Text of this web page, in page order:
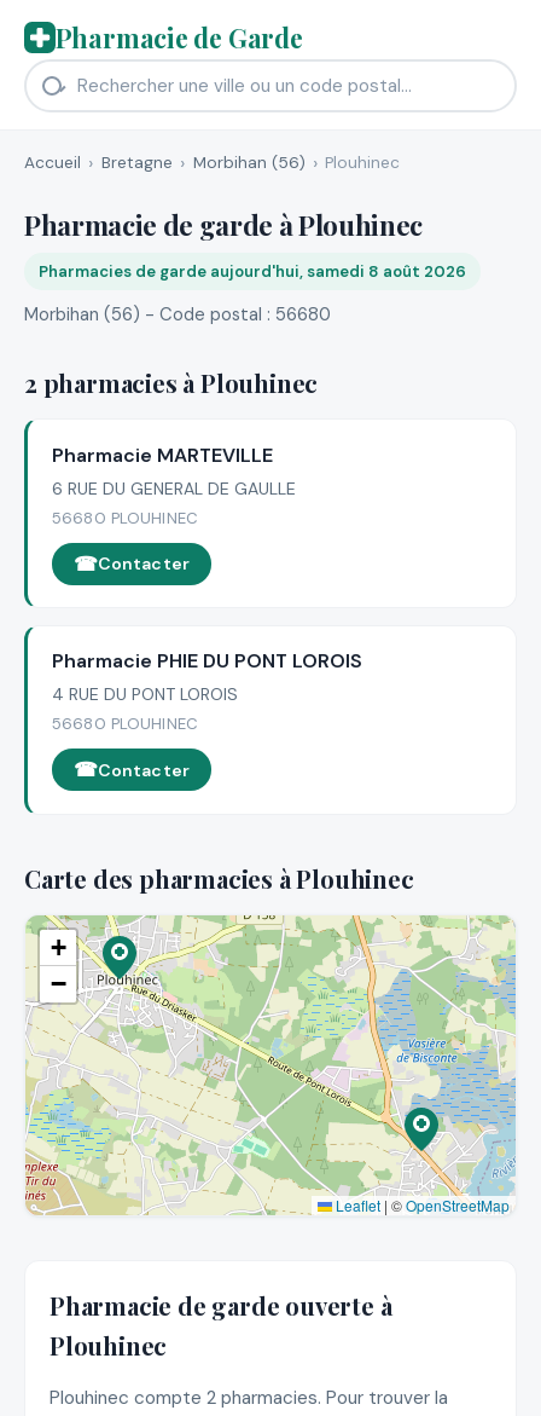
Pharmacie de Garde
Accueil Bretagne Morbihan (56) Plouhinec
Pharmacie de garde à Plouhinec
Pharmacies de garde aujourd'hui, samedi 8 août 2026
Morbihan (56) - Code postal : 56680
2 pharmacies à Plouhinec
Pharmacie MARTEVILLE
6 RUE DU GENERAL DE GAULLE
56680 PLOUHINEC
Contacter
Pharmacie PHIE DU PONT LOROIS
4 RUE DU PONT LOROIS
56680 PLOUHINEC
Contacter
Carte des pharmacies à Plouhinec
+
−
Leaflet | ©OpenStreetMap
Pharmacie de garde ouverte à
Plouhinec
Plouhinec compte 2 pharmacies. Pour trouver la